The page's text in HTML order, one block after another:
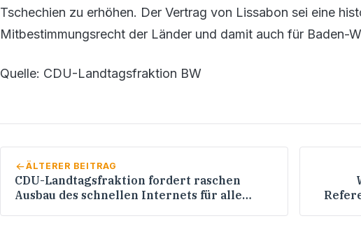
Tschechien zu erhöhen. Der Vertrag von Lissabon sei eine
Mitbestimmungsrecht der Länder und damit auch für Baden-
Quelle: CDU-Landtagsfraktion BW
ÄLTERER BEITRAG
CDU-Landtagsfraktion fordert raschen
Ausbau des schnellen Internets für alle